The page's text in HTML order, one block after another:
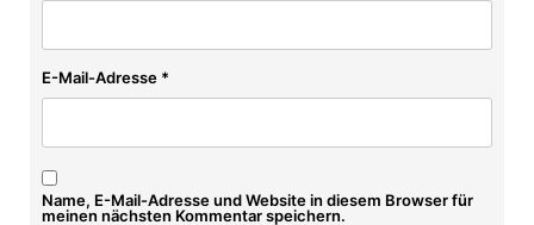
E-Mail-Adresse *
Name, E-Mail-Adresse und Website in diesem Browser für
meinen nächsten Kommentar speichern.